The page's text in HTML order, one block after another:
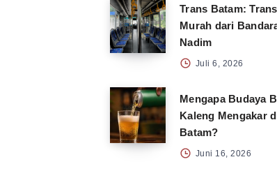
Trans Batam:
Murah dari
Nadim
Juli 6, 2026
Mengapa Budaya
Kaleng Mengakar
Batam?
Juni 16, 2026